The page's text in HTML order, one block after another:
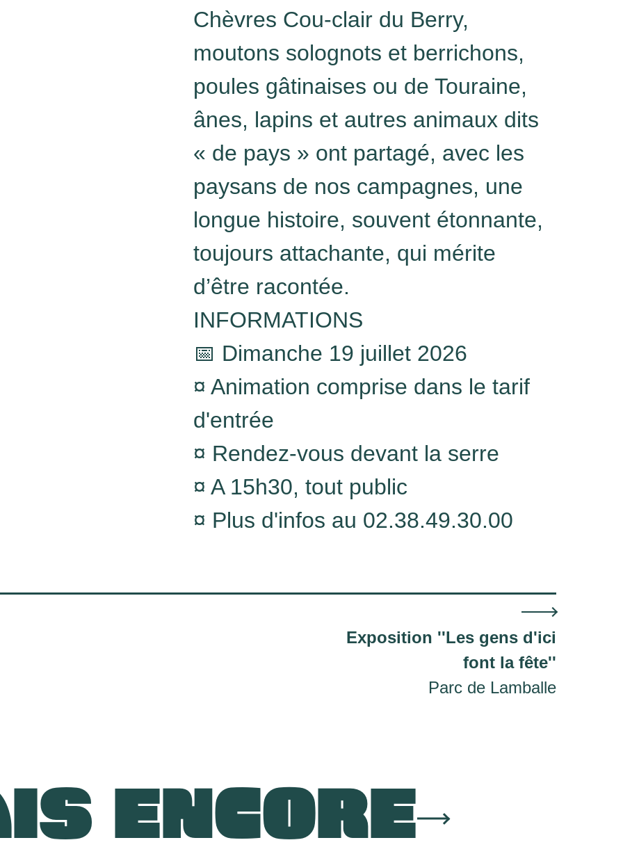
Chèvres Cou-clair du Berry,
moutons solognots et berrichons,
poules gâtinaises ou de Touraine,
ânes, lapins et autres animaux dits
« de pays » ont partagé, avec les
paysans de nos campagnes, une
longue histoire, souvent étonnante,
toujours attachante, qui mérite
d’être racontée.
INFORMATIONS
📅 Dimanche 19 juillet 2026
¤ Animation comprise dans le tarif
d'entrée
¤ Rendez-vous devant la serre
¤ A 15h30, tout public
¤ Plus d'infos au 02.38.49.30.00
Exposition ''Les gens d'ici
font la fête''
Parc de Lamballe
ENCORE